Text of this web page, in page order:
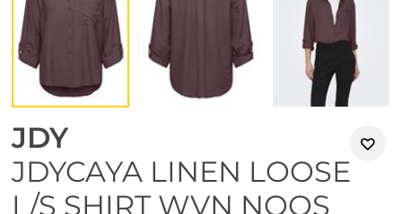
JDY
JDYCAYA LINEN LOOSE
L/S SHIRT WVN NOOS